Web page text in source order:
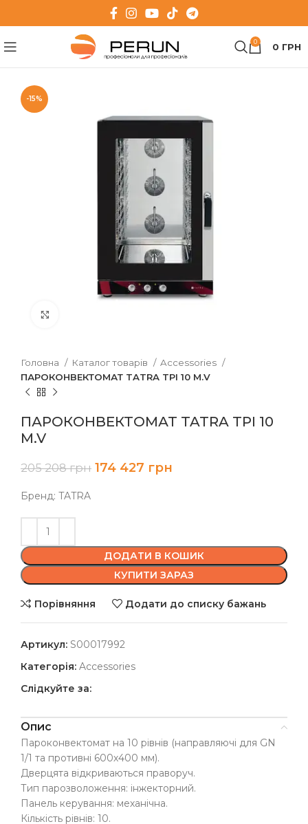
0 0 ГРН
-15%
Головна Каталог товарів
Accessories
ПАРОКОНВЕКТОМАТ TATRA TPI 10 M.V
ПАРОКОНВЕКТОМАТ TATRA TPI 10
M.V
205 208грн 174 427 грн
Бренд: TATRA
ДОДАТИ В КОШИК
КУПИТИ ЗАРАЗ
Порівняння Додати до списку бажань
Артикул: S00017992
Категорія: Accessories
Слідкуйте за:
Опис
Пароконвектомат на 10 рівнів (направляючі для GN
1/1 та противні 600х400 мм).
Дверцята відкриваються праворуч.
Тип парозволоження: інжекторний.
Панель керування: механічна.
Кількість рівнів: 10.